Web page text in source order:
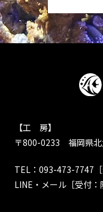
【工 房】
〒800-0233 福岡県北
TEL： 093-473-7747
LINE・メール ［受付：